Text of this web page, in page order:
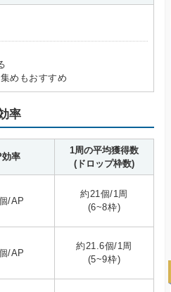
めもおすすめ
率
率
1周の平均獲得数
(ドロップ枠数)
/AP
約21個/1周
(6~8枠)
/AP
約21.6個/1周
(5~9枠)